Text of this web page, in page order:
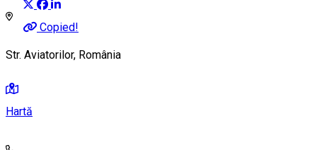
Copied!
Str. Aviatorilor, România
Hartă